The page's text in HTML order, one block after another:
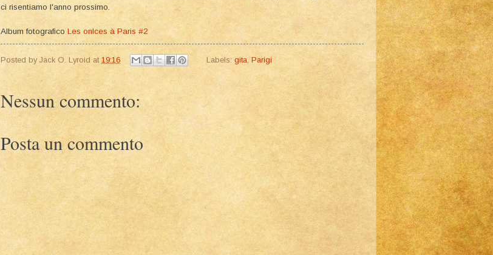
ci risentiamo l'anno prossimo.
Album fotografico Les onlces à Paris #2
Posted by Jack O. Lyroid at 19:16 Labels: gita Parigi
Nessun commento:
Posta un commento